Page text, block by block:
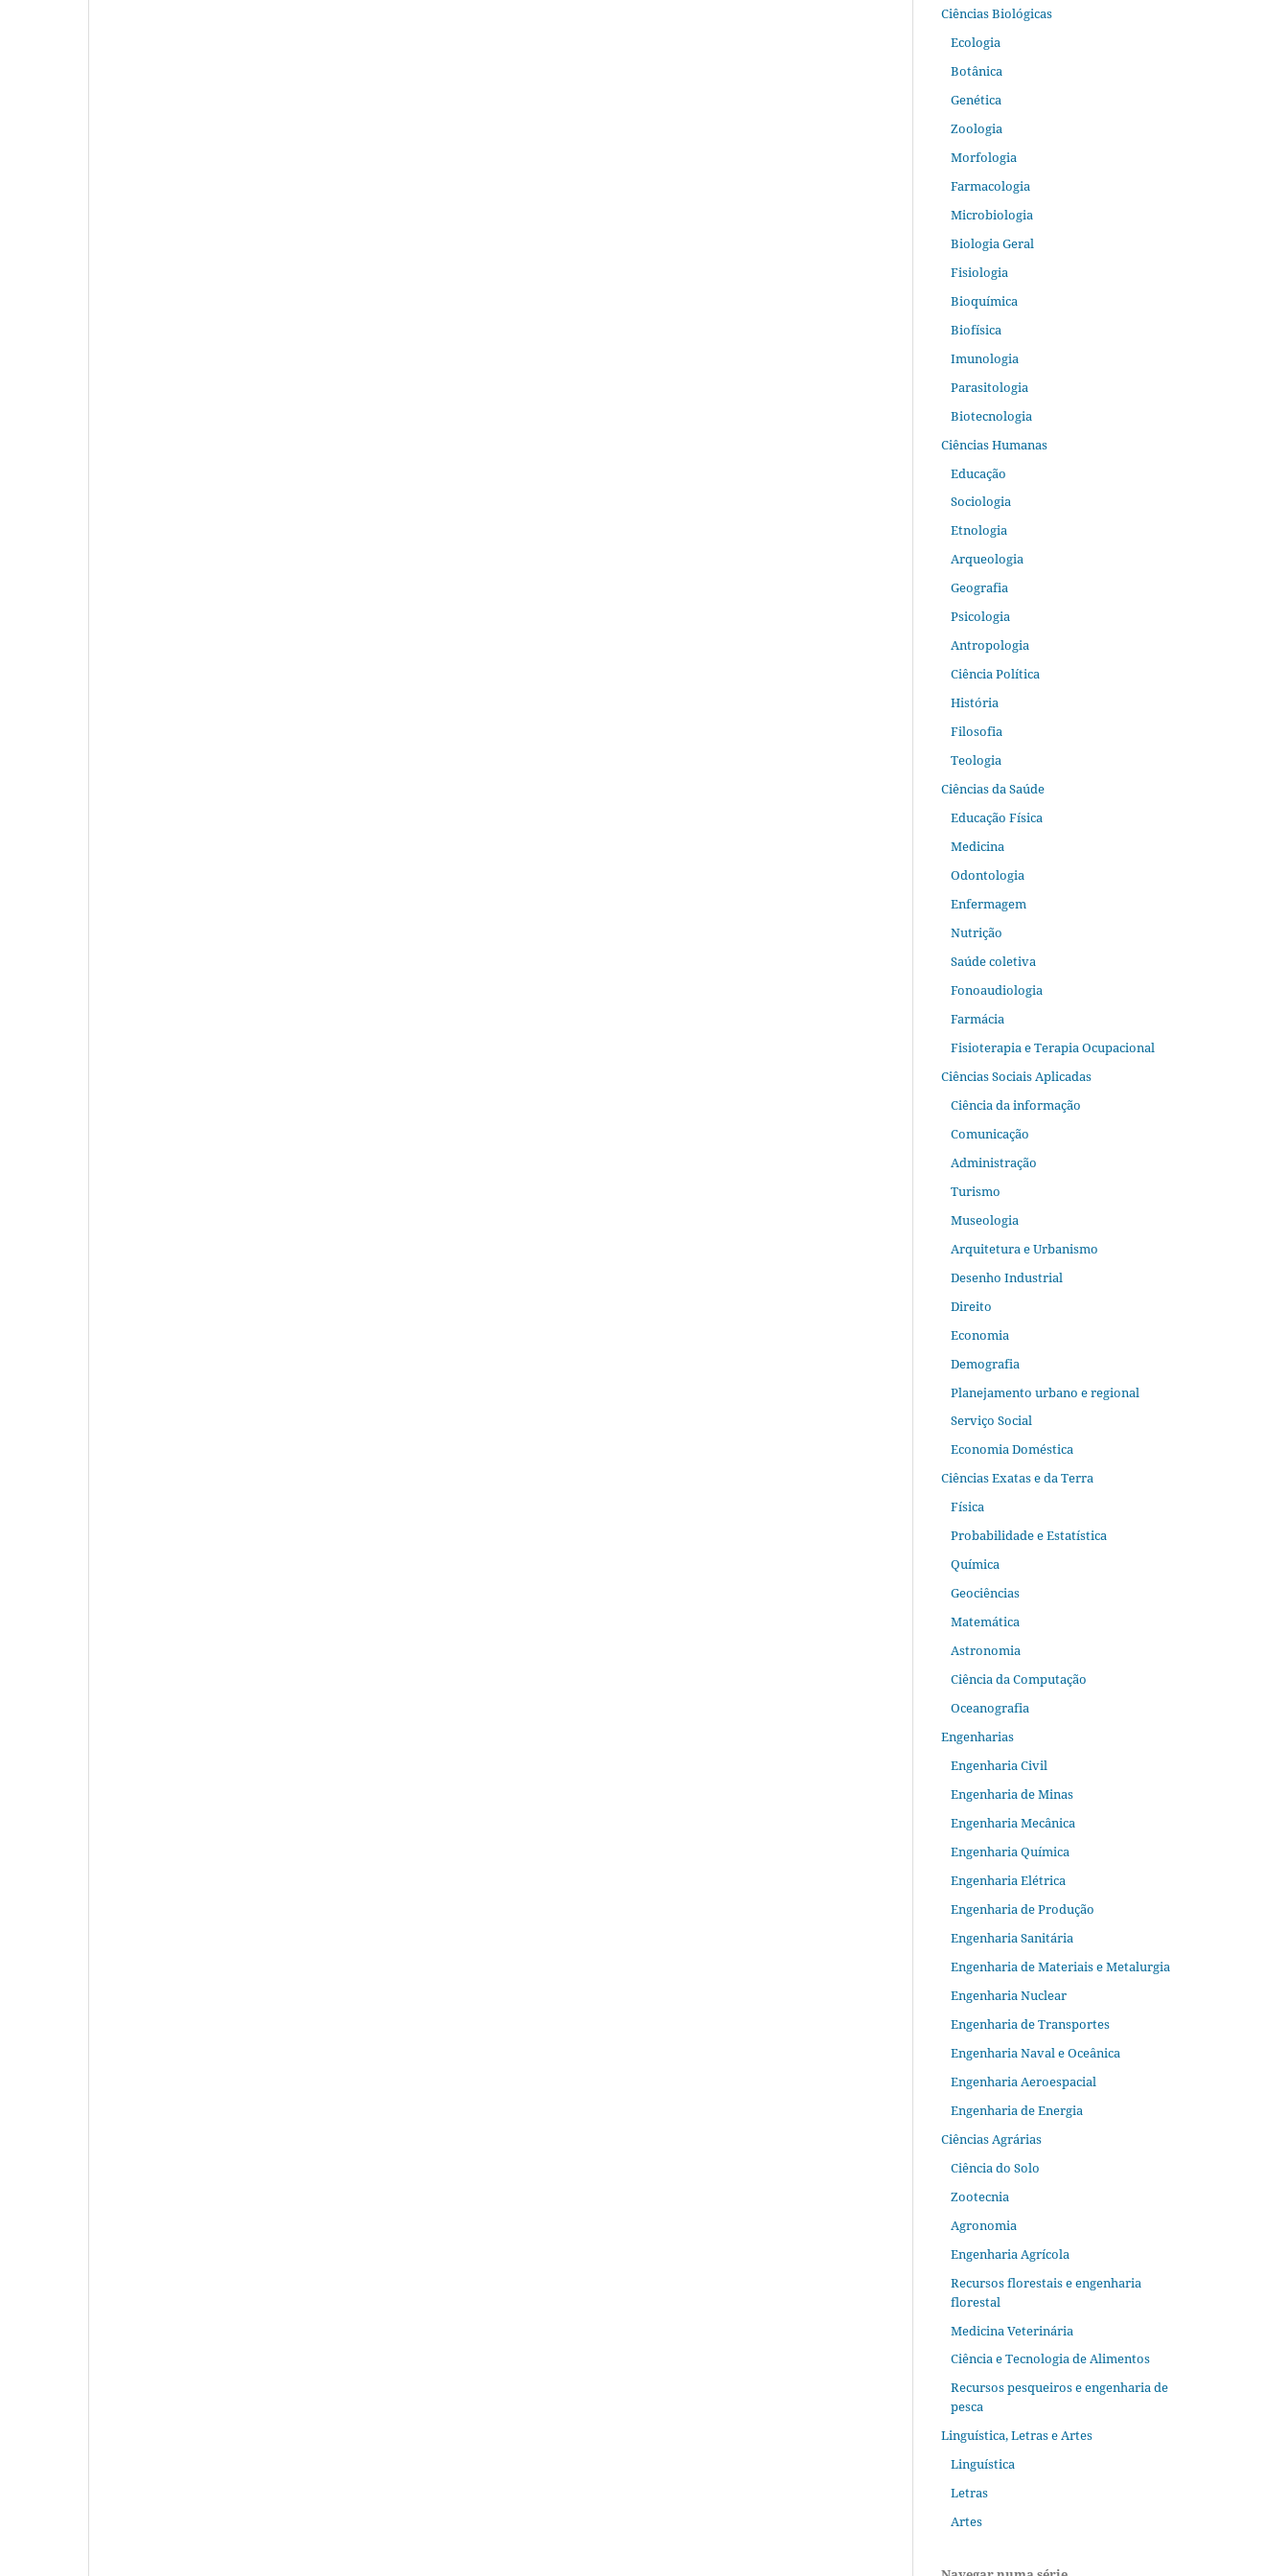
Ciências Biológicas
Ecologia
Botânica
Genética
Zoologia
Morfologia
Farmacologia
Microbiologia
Biologia Geral
Fisiologia
Bioquímica
Biofísica
Imunologia
Parasitologia
Biotecnologia
Ciências Humanas
Educação
Sociologia
Etnologia
Arqueologia
Geografia
Psicologia
Antropologia
Ciência Política
História
Filosofia
Teologia
Ciências da Saúde
Educação Física
Medicina
Odontologia
Enfermagem
Nutrição
Saúde coletiva
Fonoaudiologia
Farmácia
Fisioterapia e Terapia Ocupacional
Ciências Sociais Aplicadas
Ciência da informação
Comunicação
Administração
Turismo
Museologia
Arquitetura e Urbanismo
Desenho Industrial
Direito
Economia
Demografia
Planejamento urbano e regional
Serviço Social
Economia Doméstica
Ciências Exatas e da Terra
Física
Probabilidade e Estatística
Química
Geociências
Matemática
Astronomia
Ciência da Computação
Oceanografia
Engenharias
Engenharia Civil
Engenharia de Minas
Engenharia Mecânica
Engenharia Química
Engenharia Elétrica
Engenharia de Produção
Engenharia Sanitária
Engenharia de Materiais e Metalurgia
Engenharia Nuclear
Engenharia de Transportes
Engenharia Naval e Oceânica
Engenharia Aeroespacial
Engenharia de Energia
Ciências Agrárias
Ciência do Solo
Zootecnia
Agronomia
Engenharia Agrícola
Recursos florestais e engenharia
florestal
Medicina Veterinária
Ciência e Tecnologia de Alimentos
Recursos pesqueiros e engenharia de
pesca
Linguística, Letras e Artes
Linguística
Letras
Artes